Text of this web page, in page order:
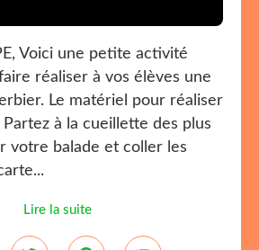
Voici une petite activité
réaliser à vos élèves une
Le matériel pour réaliser
à la cueillette des plus
votre balade et coller les
Lire la suite